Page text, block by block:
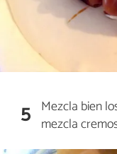
5 Mezcla bien
mezcla